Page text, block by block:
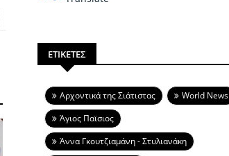
ΕΤΙΚΕΤΕΣ
Aρχοντικά της Σιάτιστας
World News
Άγιος Παϊσιος
Άννα Γκουτζιαμάνη - Στυλιανάκη